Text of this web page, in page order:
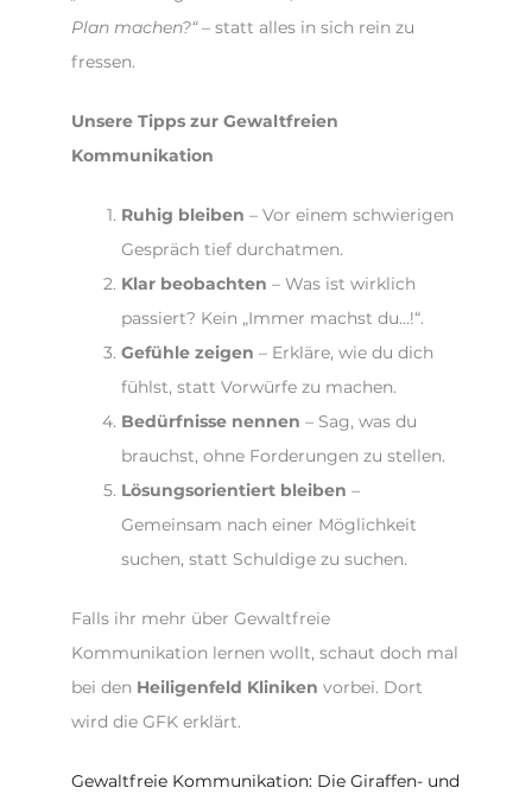
Plan machen?“– statt alles in sich rein zu
fressen.
Unsere Tipps zur Gewaltfreien
Kommunikation
Ruhig bleiben – Vor einem schwierigen
Gespräch tief durchatmen.
Klar beobachten – Was ist wirklich
passiert? Kein „Immer machst du…!“.
Gefühle zeigen – Erkläre, wie du dich
fühlst, statt Vorwürfe zu machen.
Bedürfnisse nennen – Sag, was du
brauchst, ohne Forderungen zu stellen.
Lösungsorientiert bleiben –
Gemeinsam nach einer Möglichkeit
suchen, statt Schuldige zu suchen.
Falls ihr mehr über Gewaltfreie
Kommunikation lernen wollt, schaut doch mal
bei den Heiligenfeld Kliniken vorbei. Dort
wird die GFK erklärt.
Gewaltfreie Kommunikation: Die Giraffen- und